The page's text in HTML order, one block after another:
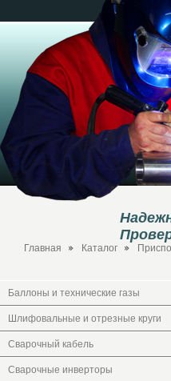
Главная Каталог
Баллоны и технические газы
Шлифовальные и отрезные круги
Сварочный кабель
Сварочные инверторы